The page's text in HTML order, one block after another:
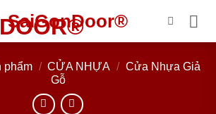
SaiGonDoor®
phẩm / CỬA NHỰA / Cửa Nhựa Giả
Gỗ